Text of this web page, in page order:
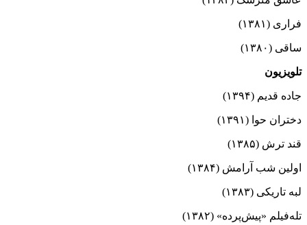
فراری (۱۳۸۱)
ساقی (۱۳۸۰)
تلویزیون
جاده قدیم (۱۳۹۴)
دختران حوا (۱۳۹۱)
قند ترش (۱۳۸۵)
اولین شب آرامش (۱۳۸۴)
لبه تاریکی (۱۳۸۳)
تله‌فیلم «پیش‌پرده» (۱۳۸۲)